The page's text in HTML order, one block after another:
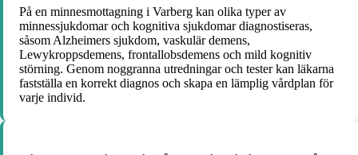
På en minnesmottagning i Varberg kan olika typer av
minnessjukdomar och kognitiva sjukdomar diagnostiseras,
såsom Alzheimers sjukdom, vaskulär demens,
Lewykroppsdemens, frontallobsdemens och mild kognitiv
störning. Genom noggranna utredningar och tester kan läkarna
fastställa en korrekt diagnos och skapa en lämplig vårdplan för
varje individ.